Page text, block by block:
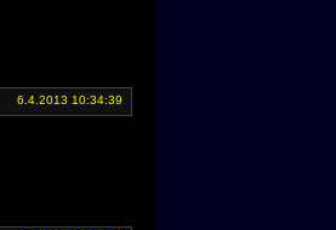
6.4.2013 10:34:39